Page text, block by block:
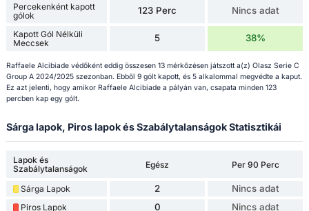
Percekenként kapott
gólok
123 Perc Nincs adat
Kapott Gól Nélküli
Meccsek
5 38%
Raffaele Alcibiade védőként eddig összesen 13 mérkőzésen játszott a(z) Olasz Serie C
Group A 2024/2025 szezonban. Ebből 9 gólt kapott, és 5 alkalommal megvédte a kaput.
Ez azt jelenti, hogy amikor Raffaele Alcibiade a pályán van, csapata minden 123
percben kap egy gólt.
Sárga lapok, Piros lapok és Szabálytalanságok Statisztikái
Lapok és
Szabálytalanságok
Egész Per 90 Perc
Sárga Lapok 2 Nincs adat
Piros Lapok 0 Nincs adat